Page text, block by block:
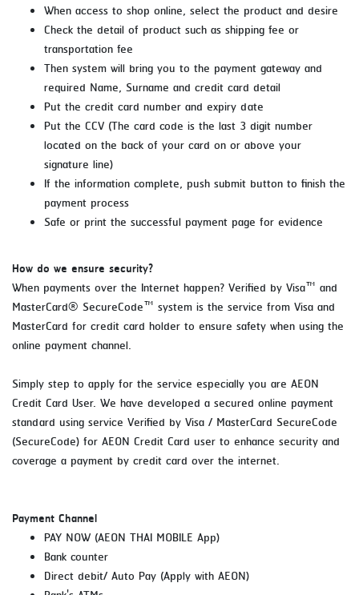
When access to shop online, select the product and desire
Check the detail of product such as shipping fee or
transportation fee
Then system will bring you to the payment gateway and
required Name, Surname and credit card detail
Put the credit card number and expiry date
Put the CCV (The card code is the last 3 digit number
located on the back of your card on or above your
signature line)
If the information complete, push submit button to finish the
payment process
Safe or print the successful payment page for evidence
How do we ensure security?
When payments over the Internet happen? Verified by Visa™ and
MasterCard® SecureCode™ system is the service from Visa and
MasterCard for credit card holder to ensure safety when using the
online payment channel.
Simply step to apply for the service especially you are AEON
Credit Card User. We have developed a secured online payment
standard using service Verified by Visa / MasterCard SecureCode
(SecureCode) for AEON Credit Card user to enhance security and
coverage a payment by credit card over the internet.
Payment Channel
PAY NOW (AEON THAI MOBILE App)
Bank counter
Direct debit/ Auto Pay (Apply with AEON)
Using AEON Cards - Shopping
(Domestic)
Using AEON Cards - Shopping (Abroad)
Using AEON Cards - Shopping (Online)
Using AEON Cards - Cashing / Advanced